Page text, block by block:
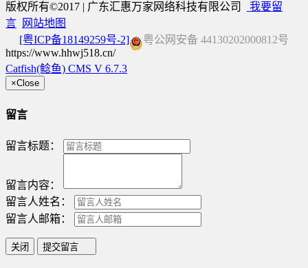
版权所有©2017 | 广东汇惠万家网络科技有限公司
我要留
言
网站地图
[粤ICP备18149259号-2]
粤公网安备 44130202000812号
https://www.hhwj518.cn/
Catfish(鲶鱼) CMS V 6.7.3
×Close
留言
留言标题：
留言内容：
留言人姓名：
留言人邮箱：
关闭 提交留言